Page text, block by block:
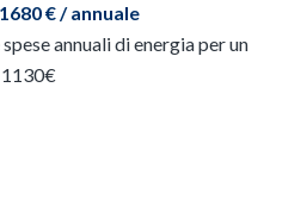
1680 € / annuale
annuali di energia per un
1130€